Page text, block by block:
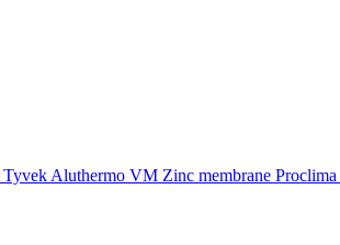
Tyvek Aluthermo VM Zinc membrane Proclima